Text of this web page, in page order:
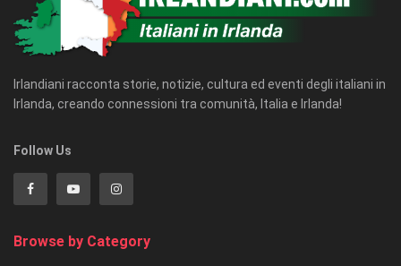
Irlandiani racconta storie, notizie, cultura ed eventi degli italiani in
Irlanda, creando connessioni tra comunità, Italia e Irlanda!
Follow Us
Browse by Category